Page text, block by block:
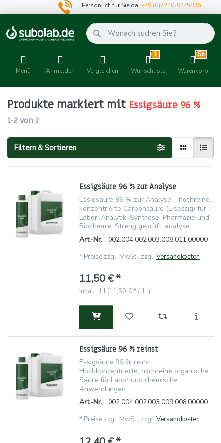
Persönlich für Sie da:+49 (0)7240-9445836
Menü Anmelden Vergleichen
1
Wunschliste
56
Warenkorb
Produkte markiert mit Essigsäure 96 %
1-2von2
Filtern & Sortieren
Essigsäure 96 % zur Analyse
Essigsäure 96 % zur Analyse – hochreine,
konzentrierte Carbonsäure (Eisessig) für
Labor, Analytik, Synthese, Pharmazie und
Biochemie. Streng geprüft, analyse...
Art.-Nr.
002.004.002.003.008.011.00000
* Preise zzgl. MwSt., zzgl. Versandkosten
11,50 € *
Inhalt: 1 l (11,50 € * / 1 l)
Essigsäure 96 % reinst
Essigsäure 96 % reinst.
Hochkonzentrierte, hochreine organische
Säure für Labor und chemische
Anwendungen.
Art.-Nr.
002.004.002.003.009.008.00000
* Preise zzgl. MwSt., zzgl. Versandkosten